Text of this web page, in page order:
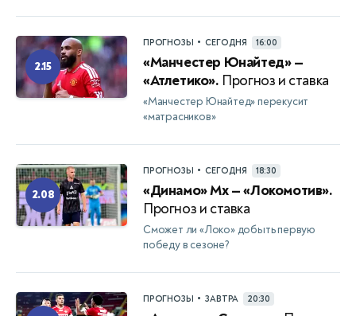
2.15
ПРОГНОЗЫ • СЕГОДНЯ 16:00
«Манчестер Юнайтед» —
«Атлетико». Прогноз и ставка
«Манчестер Юнайтед» перекусит
«матрасников»
2.08
ПРОГНОЗЫ • СЕГОДНЯ 18:30
«Динамо» Мх — «Локомотив».
Прогноз и ставка
Сможет ли «Локо» добыть первую
победу в сезоне?
ПРОГНОЗЫ • ЗАВТРА 20:30